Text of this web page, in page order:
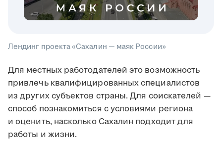
Лендинг проекта «Сахалин — маяк России»
Для местных работодателей это возможность
привлечь квалифицированных специалистов
из других субъектов страны. Для соискателей —
способ познакомиться с условиями региона
и оценить, насколько Сахалин подходит для
работы и жизни.